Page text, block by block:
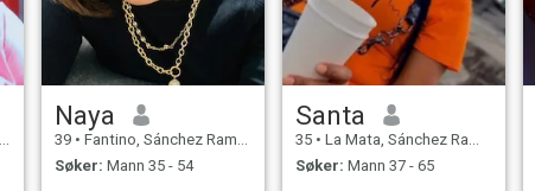
Naya
39 • Fantino, Sánchez Ramírez, Den Dominikanske Rep.
Søker: Mann 35 - 54
Santa
35 • La Mata, Sánchez Ramírez, Den Dominikanske Rep.
Søker: Mann 37 - 65